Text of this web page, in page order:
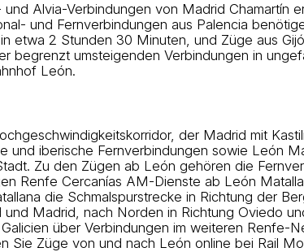
Alvia-Verbindungen von Madrid Chamartín
und Fernverbindungen aus Palencia
etwa 2 Stunden 30 Minuten, und Züge aus
begrenzt umsteigenden Verbindungen in
León.
der Madrid mit
iberische Fernverbindungen sowie León
Zu den Zügen ab León gehören die
Renfe Cercanías AM-Dienste ab León
die Schmalspurstrecke in Richtung der
Madrid, nach Norden in Richtung Oviedo
über Verbindungen im weiteren Renfe-
Sie Züge von und nach León online bei Rail